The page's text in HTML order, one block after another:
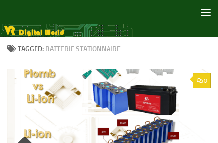
TAGGED: BATTERIE STATIONNAIRE
0